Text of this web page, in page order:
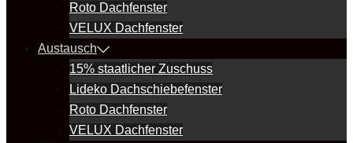
Roto Dachfenster
VELUX Dachfenster
Austausch
15% staatlicher Zuschuss
Lideko Dachschiebefenster
Roto Dachfenster
VELUX Dachfenster